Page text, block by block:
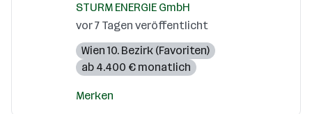
STURM ENERGIE GmbH
vor 7 Tagen veröffentlicht
Wien 10. Bezirk (Favoriten)
ab 4.400 € monatlich
Merken